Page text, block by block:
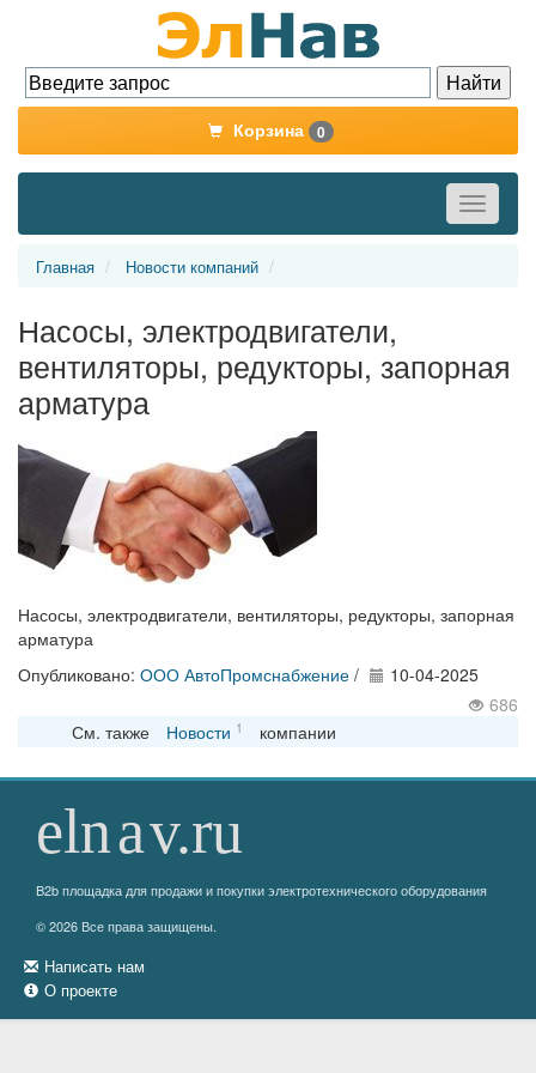
Корзина 0
Toggle
Главная Новости компаний
Насосы, электродвигатели,
вентиляторы, редукторы, запорная
арматура
Насосы, электродвигатели, вентиляторы, редукторы, запорная
арматура
Опубликовано: ООО АвтоПромснабжение /
10-04-2025
686
См. также
Новости 1 компании
B2b площадка для продажи и покупки электротехнического оборудования
© 2026 Все права защищены.
Написать нам
О проекте